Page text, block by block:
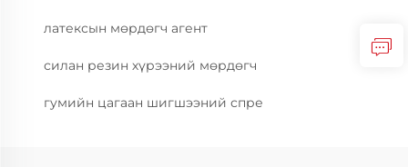
латексын мөрдөгч агент
силан резин хүрээний мөрдөгч
гумийн цагаан шигшээний спре